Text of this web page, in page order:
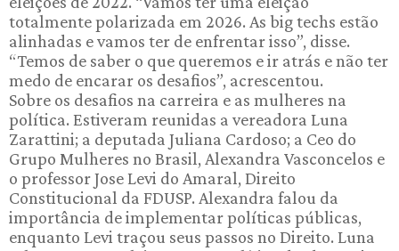
totalmente polarizada em 2026. As big techs estão
alinhadas e vamos ter de enfrentar isso”, disse.
“Temos de saber o que queremos e ir atrás e não ter
medo de encarar os desafios”, acrescentou.
Sobre os desafios na carreira e as mulheres na
política. Estiveram reunidas a vereadora Luna
Zarattini; a deputada Juliana Cardoso; a Ceo do
Grupo Mulheres no Brasil, Alexandra Vasconcelos e
o professor Jose Levi do Amaral, Direito
Constitucional da FDUSP. Alexandra falou da
importância de implementar políticas públicas,
enquanto Levi traçou seus passos no Direito. Luna